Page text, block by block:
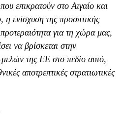
επικρατούν στο Αιγαίο και
η ενίσχυση της προοπτικής
για τη χώρα μας,
να βρίσκεται στην
της ΕΕ στο πεδίο αυτό,
αποτρεπτικές στρατιωτικές